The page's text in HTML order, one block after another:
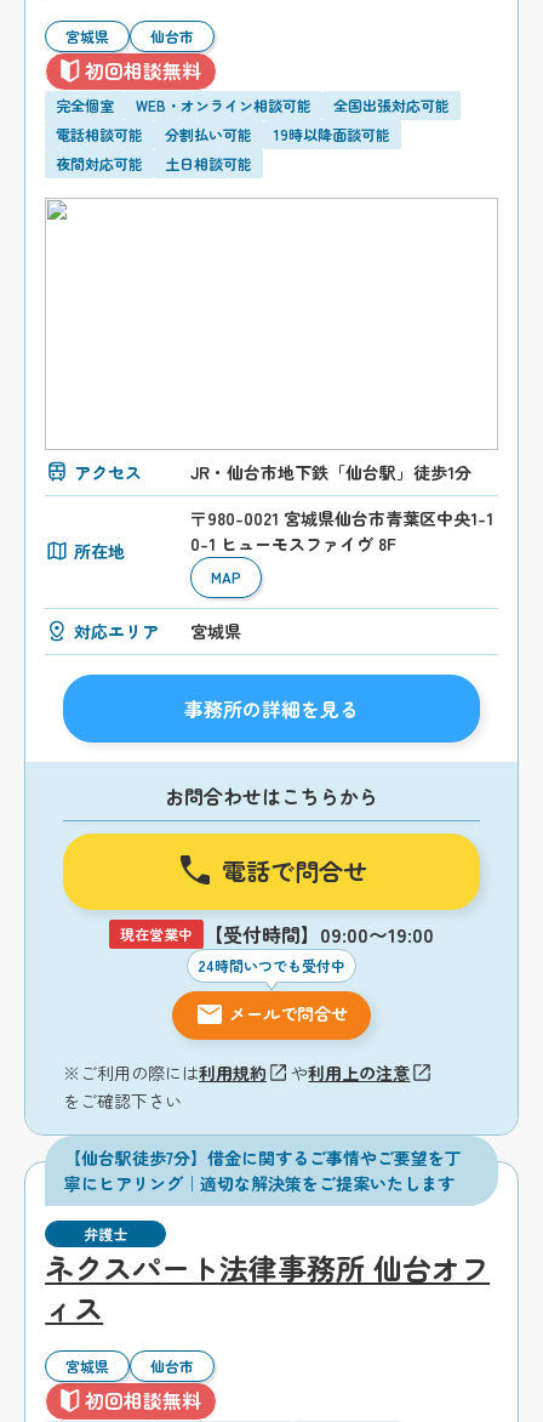
宮城県 仙台市
初回相談無料
完全個室 WEB・オンライン相談可能
全国出張対応可能
電話相談可能
分割払い可能
19時以降面談可能
夜間対応可能
土日相談可能
アクセス JR・仙台市地下鉄「仙台駅」徒歩1分
所在地
〒980-0021 宮城県仙台市青葉区中央1-1
0-1 ヒューモスファイヴ 8F
MAP
対応エリア 宮城県
事務所の詳細を見る
お問合わせはこちらから
電話で問合せ
現在営業中 【受付時間】09:00〜19:00
24時間いつでも受付中
メールで問合せ
※ご利用の際には利用規約 や利用上の注意
をご確認下さい
【仙台駅徒歩7分】借金に関するご事情やご要望を丁
寧にヒアリング｜適切な解決策をご提案いたします
弁護士
ネクスパート法律事務所 仙台オフ
ィス
宮城県 仙台市
初回相談無料